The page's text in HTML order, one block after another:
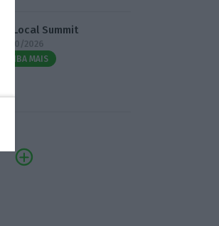
3.º Local Summit
07/10/2026
SAIBA MAIS